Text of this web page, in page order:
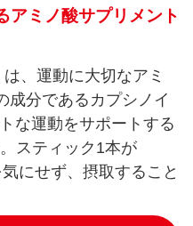
アミノ酸サプリメント
、運動に大切なアミ
成分であるカプシノイ
な運動をサポートする
スティック1本が
にせず、摂取すること